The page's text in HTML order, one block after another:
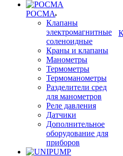
РОСМА
Клапаны
электромагнитные
соленоидные
Краны и клапаны
Манометры
Термометры
Термоманометры
Разделители сред
для манометров
Реле давления
Датчики
Дополнительное
оборудование для
приборов